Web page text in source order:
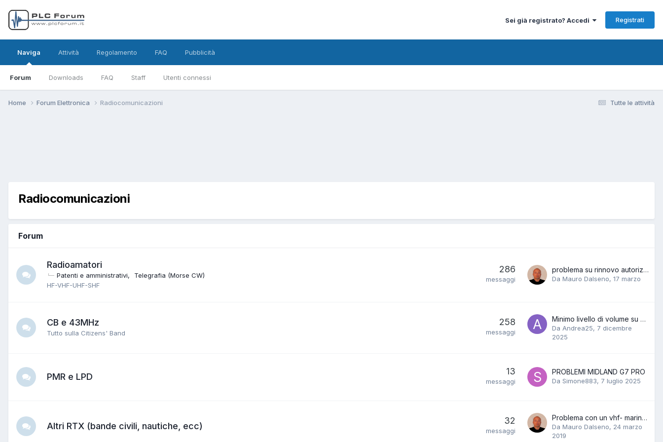
Sei già registrato? Accedi Registrati
Naviga
Forum Downloads FAQ Staff Utenti connessi
Attività Regolamento FAQ Pubblicità
Tutte le attività
Home Forum Elettronica Radiocomunicazioni
Radiocomunicazioni
Forum
Radioamatori
Patenti e amministrativi
Telegrafia (Morse CW)
HF-VHF-UHF-SHF
286
messaggi
problema su rinnovo autorizzazione generale sul portale
Da Mauro Dalseno, 17 marzo
CB e 43MHz
Tutto sulla Citizens' Band
258
messaggi
Minimo livello di volume su CRT 7900 V
Da Andrea25, 7 dicembre
2025
PMR e LPD
13
messaggi
PROBLEMI MIDLAND G7 PRO
Da Simone883, 7 luglio 2025
Altri RTX (bande civili, nautiche, ecc)
32
messaggi
Problema con un vhf- marino lorenz
Da Mauro Dalseno, 24 marzo
2019